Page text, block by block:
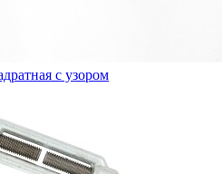
с узором